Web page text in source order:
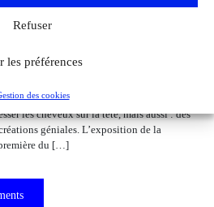
Refuser
les préférences
des cookies
de l’art du mot le plus fou du
bizarre » est le terme ultime pour désigner des
des rêves, des monstruosités, des
les cheveux sur la tête, mais aussi : des
géniales. L’exposition de la
du […]